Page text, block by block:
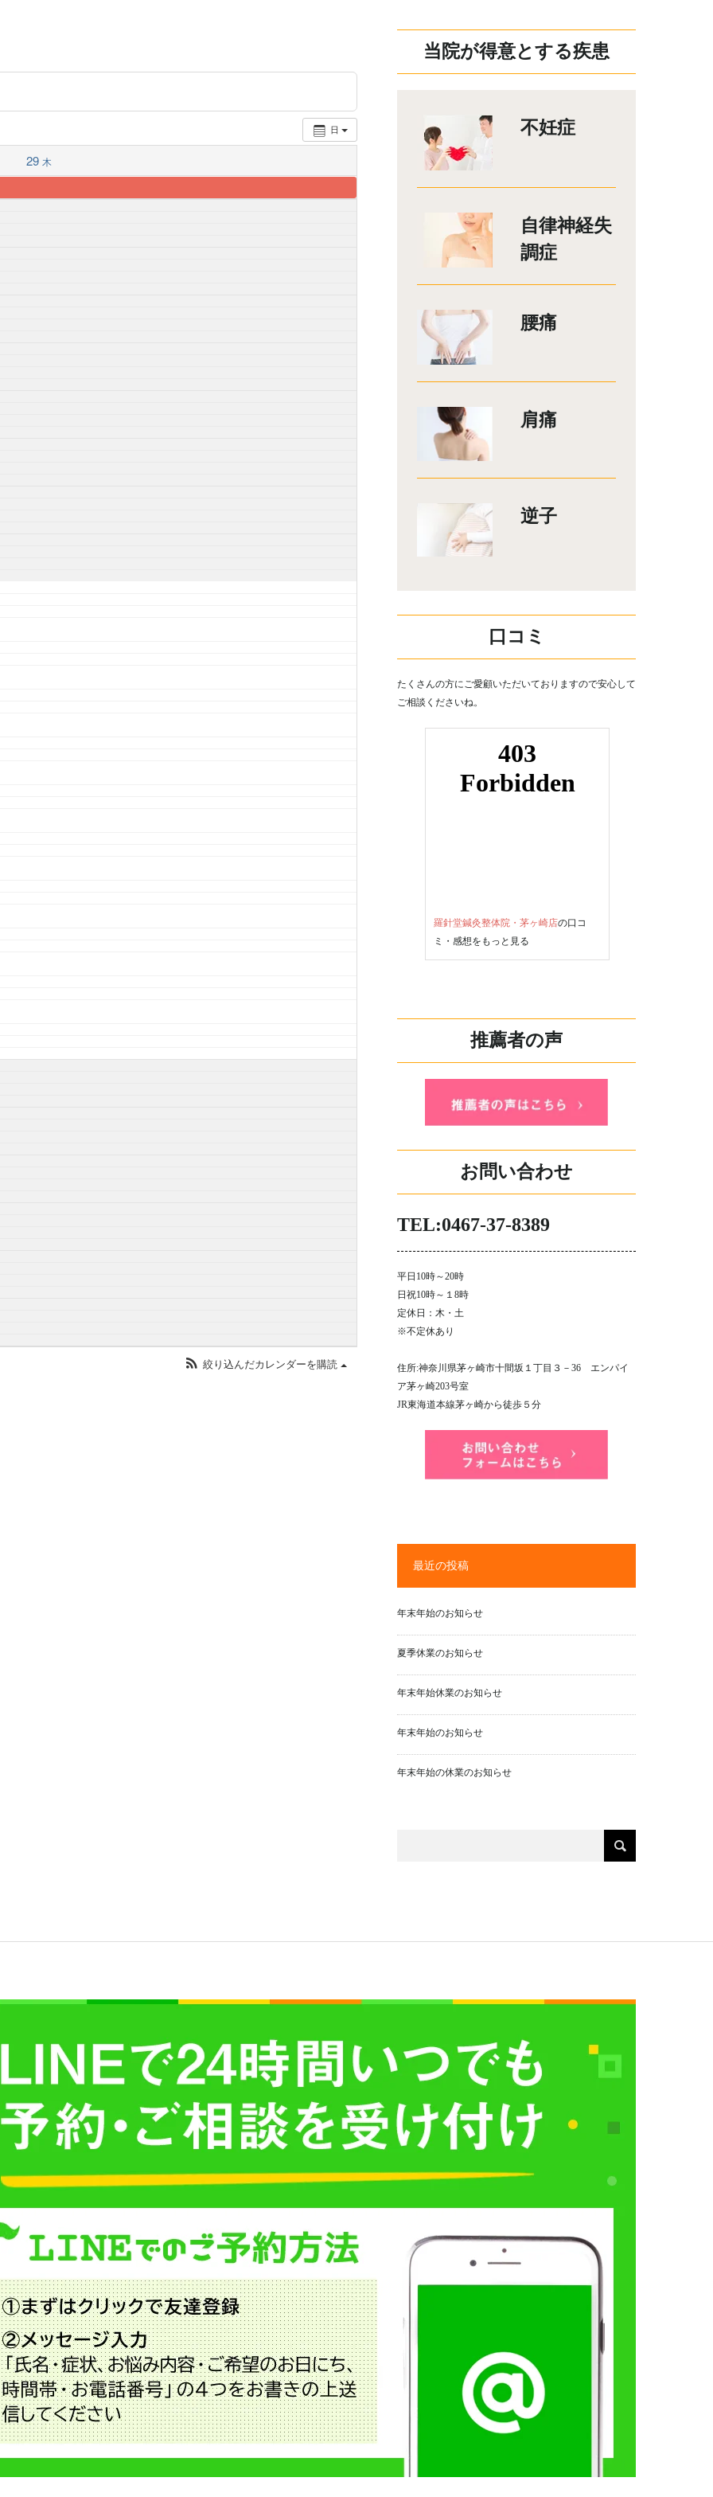
日
29 木
絞り込んだカレンダーを購読
当院が得意とする疾患
不妊症
自律神経失
調症
腰痛
肩痛
逆子
口コミ
たくさんの方にご愛顧いただいておりますので安心して
ご相談くださいね。
羅針堂鍼灸整体院・茅ヶ崎店の口コ
ミ・感想をもっと見る
推薦者の声
お問い合わせ
TEL:0467-37-8389
平日10時～20時
日祝10時～１8時
定休日：木・土
※不定休あり
住所:神奈川県茅ヶ崎市十間坂１丁目３－36 エンパイ
ア茅ヶ崎203号室
JR東海道本線茅ヶ崎から徒歩５分
最近の投稿
年末年始のお知らせ
夏季休業のお知らせ
年末年始休業のお知らせ
年末年始のお知らせ
年末年始の休業のお知らせ